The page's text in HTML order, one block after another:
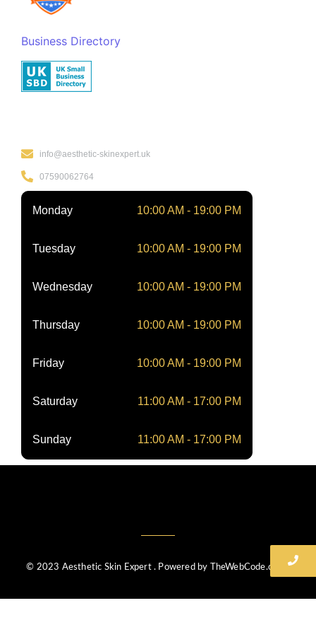
Business Directory
info@aesthetic-skinexpert.uk
07590062764
Monday 10:00 AM - 19:00 PM
Tuesday 10:00 AM - 19:00 PM
Wednesday 10:00 AM - 19:00 PM
Thursday 10:00 AM - 19:00 PM
Friday 10:00 AM - 19:00 PM
Saturday 11:00 AM - 17:00 PM
Sunday 11:00 AM - 17:00 PM
© 2023 Aesthetic Skin Expert . Powered by TheWebCode.co.uk